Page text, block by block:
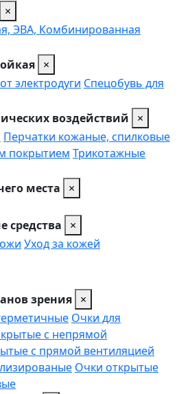
×
ЭВА, Комбинированная
×
электродуги Спецобувь для
воздействий
×
Перчатки кожаные, спилковые
покрытием Трикотажные
места
×
средства
×
Уход за кожей
зрения ×
Очки для
с непрямой
с прямой вентиляцией
Очки открытые